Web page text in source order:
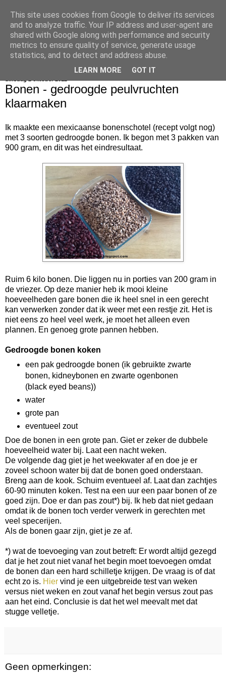
bijna net zo lekker als thuis
Bonen - gedroogde peulvruchten
klaarmaken
Ik maakte een mexicaanse bonenschotel (recept volgt nog)
met 3 soorten gedroogde bonen. Ik begon met 3 pakken van
900 gram, en dit was het eindresultaat.
Ruim 6 kilo bonen. Die liggen nu in porties van 200 gram in
de vriezer. Op deze manier heb ik mooi kleine
hoeveelheden gare bonen die ik heel snel in een gerecht
kan verwerken zonder dat ik weer met een restje zit. Het is
niet eens zo heel veel werk, je moet het alleen even
plannen. En genoeg grote pannen hebben.
Gedroogde bonen koken
een pak gedroogde bonen (ik gebruikte zwarte
bonen, kidneybonen en zwarte ogenbonen
(black eyed beans))
water
grote pan
eventueel zout
Doe de bonen in een grote pan. Giet er zeker de dubbele
hoeveelheid water bij. Laat een nacht weken.
De volgende dag giet je het weekwater af en doe je er
zoveel schoon water bij dat de bonen goed onderstaan.
Breng aan de kook. Schuim eventueel af. Laat dan zachtjes
60-90 minuten koken. Test na een uur een paar bonen of ze
goed zijn. Doe er dan pas zout*) bij. Ik heb dat niet gedaan
omdat ik de bonen toch verder verwerk in gerechten met
veel specerijen.
Als de bonen gaar zijn, giet je ze af.
*) wat de toevoeging van zout betreft: Er wordt altijd gezegd
dat je het zout niet vanaf het begin moet toevoegen omdat
de bonen dan een hard schilletje krijgen. De vraag is of dat
echt zo is. Hier vind je een uitgebreide test van weken
versus niet weken en zout vanaf het begin versus zout pas
aan het eind. Conclusie is dat het wel meevalt met dat
stugge velletje.
Geen opmerkingen:
This site uses cookies from Google to deliver its services
and to analyze traffic. Your IP address and user-agent are
shared with Google along with performance and security
metrics to ensure quality of service, generate usage
statistics, and to detect and address abuse.
LEARN MORE GOT IT